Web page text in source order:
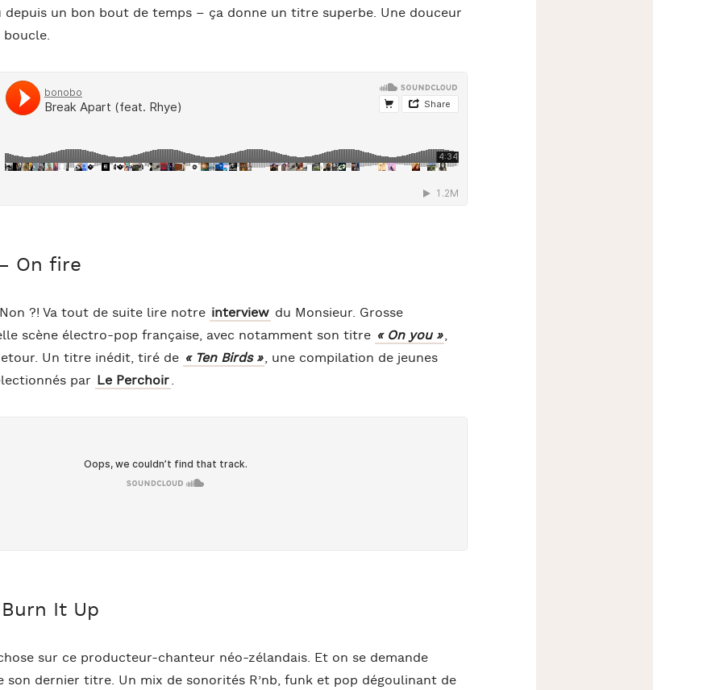
depuis un bon bout de temps – ça donne un titre superbe. Une douceur
On fire
?! Va tout de suite lire notre interview du Monsieur. Grosse
scène électro-pop française, avec notamment son titre « On you »,
Un titre inédit, tiré de « Ten Birds », une compilation de jeunes
par Le Perchoir.
It Up
sur ce producteur-chanteur néo-zélandais. Et on se demande
son dernier titre. Un mix de sonorités R’nb, funk et pop dégoulinant de